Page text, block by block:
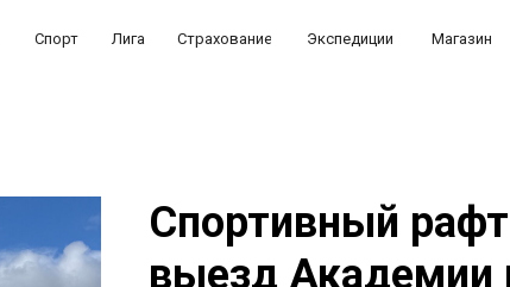
Страхование
Лига
Спорт Магазин
Экспедиции
Спортивный
выезд Академии